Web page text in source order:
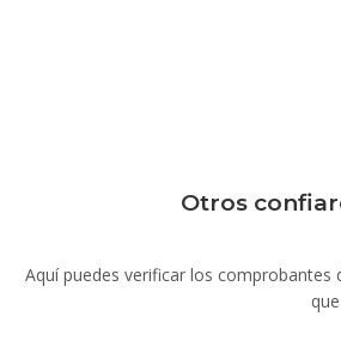
Otros
Aquí puedes verificar los comprobantes